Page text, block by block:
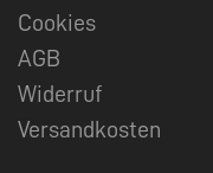
Cookies
AGB
Widerruf
Versandkosten